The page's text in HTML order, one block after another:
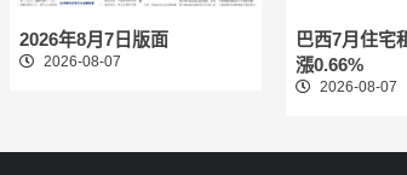
2026年8月7日版面
2026-08-07
巴西7月住宅
漲0.66%
2026-08-07